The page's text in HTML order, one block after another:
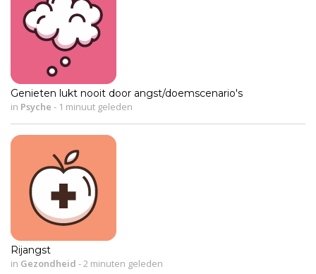
Genieten lukt nooit door angst/doemscenario's
in Psyche - 1 minuut geleden
Rijangst
in Gezondheid - 2 minuten geleden